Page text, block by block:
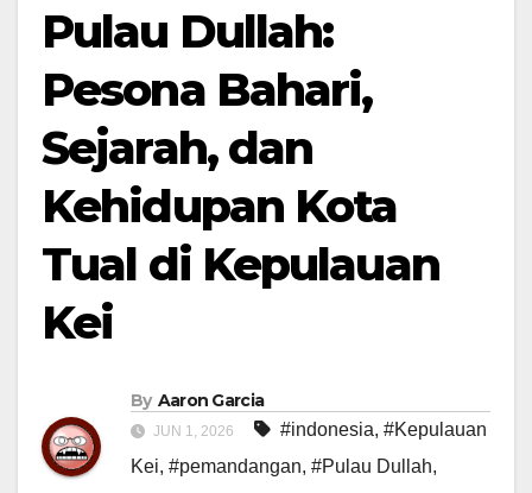
Pulau Dullah:
Pesona Bahari,
Sejarah, dan
Kehidupan Kota
Tual di Kepulauan
Kei
By Aaron Garcia
JUN 1, 2026 #indonesia, #Kepulauan
Kei, #pemandangan, #Pulau Dullah,